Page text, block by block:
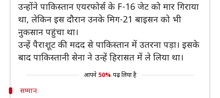
उन्होंने पाकिस्तान एयरफोर्स के F-16 जेट को मार गिराया
था, लेकिन इस दौरान उनके मिग-21 बाइसन को भी
नुकसान पहुंचा था।
उन्हें पैराशूट की मदद से पाकिस्तान में उतरना पड़ा। इसके
बाद पाकिस्तानी सेना ने उन्हें हिरासत में ले लिया था।
आपने 50% पढ़ लिया है
सम्मान